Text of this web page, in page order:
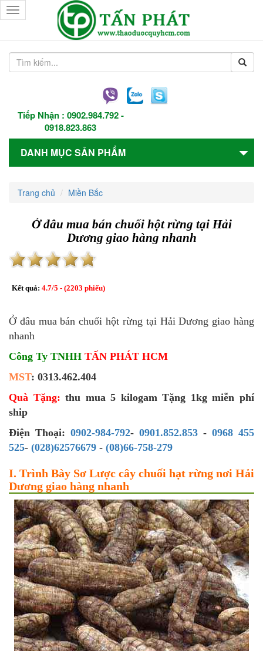
Tiếp Nhận : 0902.984.792-
0918.823.863
Toggle
navigation
DANH MỤC SẢN PHẨM
Trang chủ Miền Bắc
Ở đâu mua bán chuối hột rừng tại Hải
Dương giao hàng nhanh
Kết quả: 4.7/5 - (2203 phiếu)
Ở đâu mua bán chuối hột rừng tại Hải Dương giao hàng
nhanh
Công Ty TNHH TẤN PHÁT HCM
MST: 0313.462.404
Quà Tặng:thu mua 5 kilogam Tặng 1kg miễn phí
ship
Điện Thoại: 0902-984-792- 0901.852.853 - 0968 455
525- (028)62576679 - (08)66-758-279
I. Trình Bày Sơ Lược cây chuối hạt rừng nơi Hải
Dương giao hàng nhanh